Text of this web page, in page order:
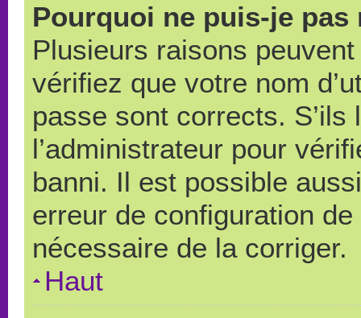
Pourquoi ne puis-je pas
Plusieurs raisons
vérifiez que votre nom
passe sont corrects.
l’administrateur pour
banni. Il est possible
erreur de configuration
nécessaire de la corriger.
Haut